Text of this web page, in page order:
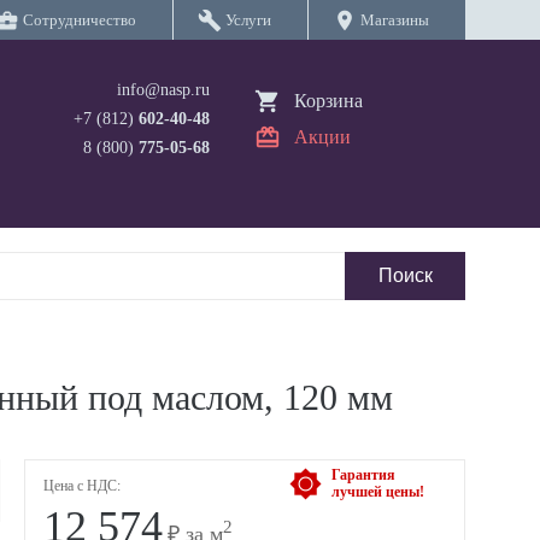
Сотрудничество build Услуги location_on Магазины
info@nasp.ru
+7 (812) 602-40-48
8 (800) 775-05-68
Корзина
Акции
под маслом, 120 мм
Гарантия
лучшей цены!
Цена с НДС:
12 574 ₽ за м2